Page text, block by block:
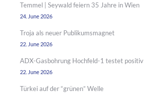
Temmel | Seywald feiern 35 Jahre in Wien
24. June 2026
Troja als neuer Publikumsmagnet
22. June 2026
ADX-Gasbohrung Hochfeld-1 testet positiv
22. June 2026
Türkei auf der “grünen” Welle